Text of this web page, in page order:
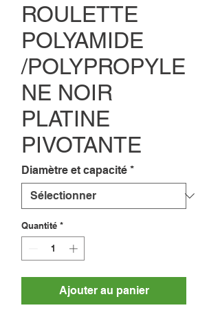
ROULETTE
POLYAMIDE
/POLYPROPYLE
NE NOIR
PLATINE
PIVOTANTE
Diamètre et capacité *
Quantité *
Ajouter au panier